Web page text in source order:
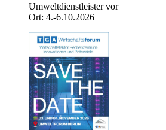
Umweltdienstleister vor
Ort: 4.-6.10.2026